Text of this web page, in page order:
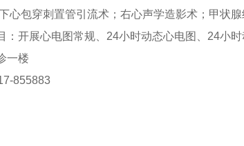
心包穿刺置管引流术；右心声学造影术；甲状
开展心电图常规、24小时动态心电图、24小时
一楼
855883